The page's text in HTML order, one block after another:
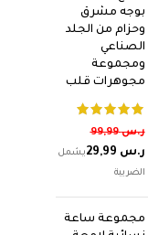
بوجه مشرق
وحزام من الجلد
الصناعي
ومجموعة
مجوهرات قلب
ر.س99,99
ر.س
مجموعة ساعة